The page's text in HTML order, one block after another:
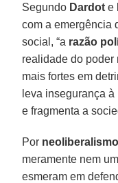
Segundo Dardot e
com a emergência
social, “a razão
realidade do poder
mais fortes em
leva insegurança
e fragmenta a
Por neoliberalismo
meramente nem
esmeram em